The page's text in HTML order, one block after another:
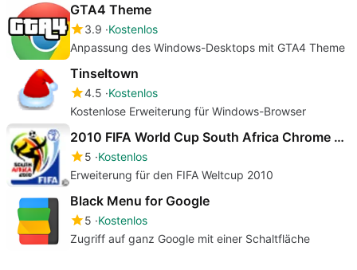
GTA4 Theme
3.9 Kostenlos
Anpassung des Windows-Desktops mit GTA4 Theme
Tinseltown
4.5 Kostenlos
Kostenlose Erweiterung für Windows-Browser
2010 FIFA World Cup South Africa Chrome Extension
5 Kostenlos
Erweiterung für den FIFA Weltcup 2010
Black Menu for Google
5 Kostenlos
Zugriff auf ganz Google mit einer Schaltfläche